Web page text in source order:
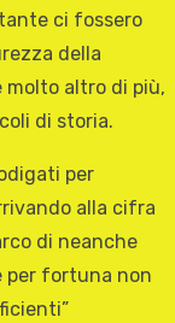
ci fossero
della
altro di più,
di storia.
per
alla cifra
di neanche
per fortuna non